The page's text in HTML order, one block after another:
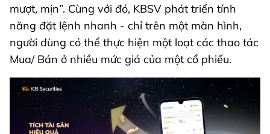
mượt, mịn”. Cùng với đó, KBSV phát triển tính
năng đặt lệnh nhanh - chỉ trên một màn hình,
người dùng có thể thực hiện một loạt các thao tác
Mua/ Bán ở nhiều mức giá của một cổ phiếu.